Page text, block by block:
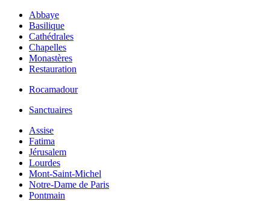
Abbaye
Basilique
Cathédrales
Chapelles
Monastères
Restauration
Rocamadour
Sanctuaires
Assise
Fatima
Jérusalem
Lourdes
Mont-Saint-Michel
Notre-Dame de Paris
Pontmain